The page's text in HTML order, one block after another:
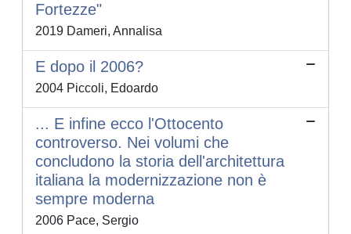
Fortezze"
2019 Dameri, Annalisa
E dopo il 2006?
2004 Piccoli, Edoardo
... E infine ecco l'Ottocento
controverso. Nei volumi che
concludono la storia dell'architettura
italiana la modernizzazione non è
sempre moderna
2006 Pace, Sergio